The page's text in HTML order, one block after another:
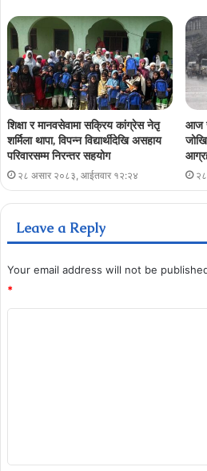
शिक्षा र मानवसेवामा सक्रिय कांग्रेस नेतृ
शर्मिला थापा, विपन्न विद्यार्थीदेखि असहाय
परिवारसम्म निरन्तर सहयोग
२८ असार २०८३, आईतवार १२:२४
आज र
Leave a Reply
Your email address will not be
*